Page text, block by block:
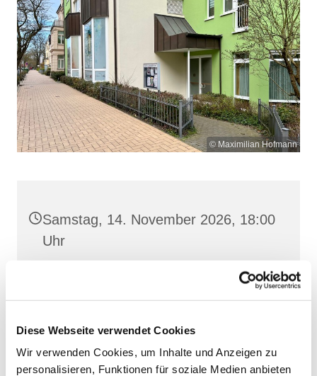
Diese Webseite verwendet Cookies
Wir verwenden Cookies, um Inhalte und Anzeigen zu
personalisieren, Funktionen für soziale Medien anbieten
© Maximilian Hofmann
Samstag, 14. November 2026, 18:00
Uhr
St. Josef, Stralsund, Jungfernstieg
3A, 18437 Stralsund